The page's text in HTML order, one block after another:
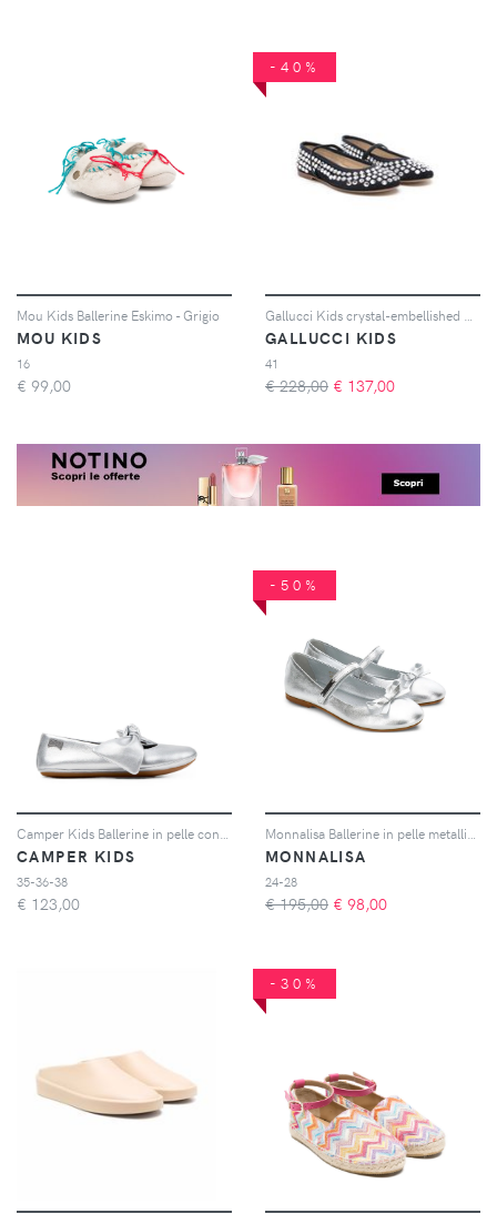
Mou Kids Ballerine Eskimo - Grigio
MOU KIDS
16
€ 99,00
-40%
Gallucci Kids crystal-embellished ballerina shoes - Blu
GALLUCCI KIDS
41
€ 228,00 € 137,00
CAMPER KIDS
35-36-38
€ 123,00
-50%
MONNALISA
24-28
€ 195,00 € 98,00
-30%